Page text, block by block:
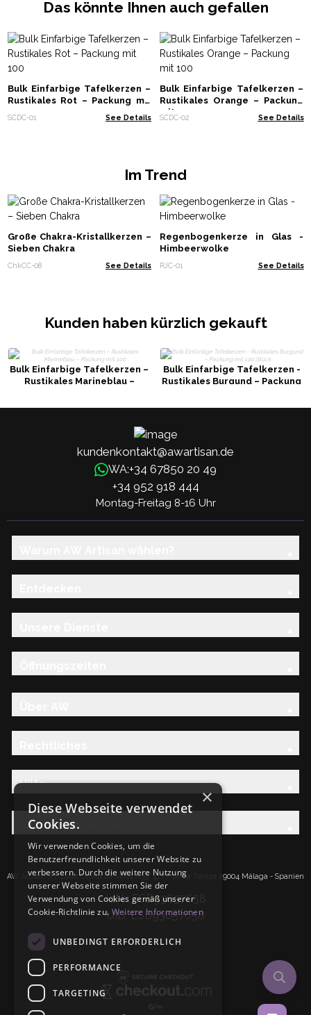
Das könnte Ihnen auch gefallen
Bulk Einfarbige Tafelkerzen –
Rustikales Rot – Packung mit
100
SCDC-01 See Details
Bulk Einfarbige Tafelkerzen –
Rustikales Orange – Packung
mit 100
SCDC-02 See Details
Im Trend
Große Chakra-Kristallkerzen –
Sieben Chakra
ChkCC-08 See Details
Regenbogenkerze in Glas -
Himbeerwolke
RJC-01 See Details
Kunden haben kürzlich gekauft
Bulk Einfarbige Tafelkerzen –
Rustikales Marineblau –
Bulk Einfarbige Tafelkerzen -
Rustikales Burgund – Packung
kundenkontakt@awartisan.de
WA:+34 67850 20 49
+34 952 918 444
Montag-Freitag 8-16 Uhr
Hilfe
Entdecken Sie die AW-Familie
AW Artisan S.L.Calle Caleta de Velez n39, 41 PI Santa Tereza 29004 Málaga - Spanien
IdNr: ESB93657658
UID: ESB93657658
×
Diese Webseite verwendet
Cookies.
Wir verwenden Cookies, um die
Benutzerfreundlichkeit unserer Website zu
verbessern. Durch die weitere Nutzung
unserer Webseite stimmen Sie der
Verwendung von Cookies gemäß unserer
Cookie-Richtlinie zu. Weitere Informationen
UNBEDINGT ERFORDERLICH
PERFORMANCE
TARGETING